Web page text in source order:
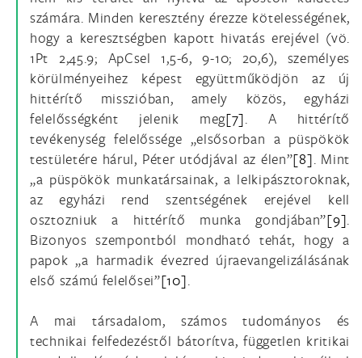
számára. Minden keresztény érezze kötelességének,
hogy a keresztségben kapott hivatás erejével (vö.
1Pt 2,45.9; ApCsel 1,5-6, 9-10; 20,6), személyes
körülményeihez képest együttműködjön az új
hittérítő misszióban, amely közös, egyházi
felelősségként jelenik meg[7]. A hittérítő
tevékenység felelőssége „elsősorban a püspökök
testületére hárul, Péter utódjával az élen”[8]. Mint
„a püspökök munkatársainak, a lelkipásztoroknak,
az egyházi rend szentségének erejével kell
osztozniuk a hittérítő munka gondjában”[9].
Bizonyos szempontból mondható tehát, hogy a
papok „a harmadik évezred újraevangelizálásának
első számú felelősei”[10].
A mai társadalom, számos tudományos és
technikai felfedezéstől bátorítva, független kritikai